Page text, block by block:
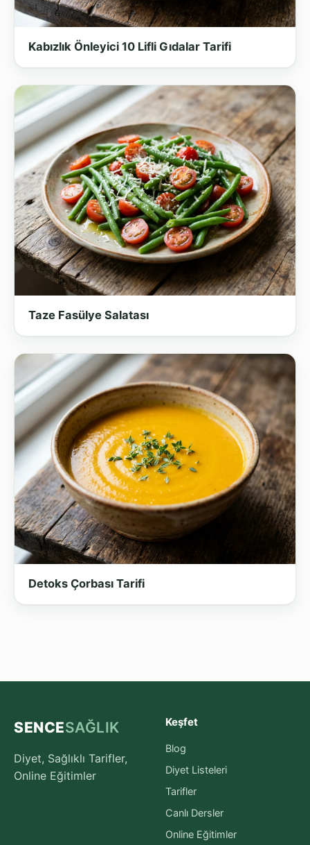
Kabızlık Önleyici 10 Lifli Gıdalar Tarifi
Taze Fasülye Salatası
Detoks Çorbası Tarifi
SENCESAĞLIK
Diyet, Sağlıklı Tarifler,
Online Eğitimler
Keşfet
Blog
Diyet Listeleri
Tarifler
Canlı Dersler
Online Eğitimler